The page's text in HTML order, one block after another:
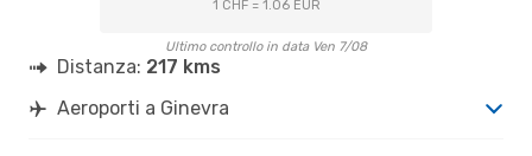
1 CHF = 1.06 EUR
Ultimo controllo in data Ven 7/08
Distanza: 217 kms
Aeroporti a Ginevra